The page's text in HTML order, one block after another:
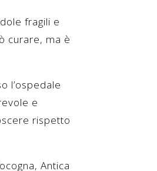
fragili e
curare, ma è
l’ospedale
e
rispetto
Antica